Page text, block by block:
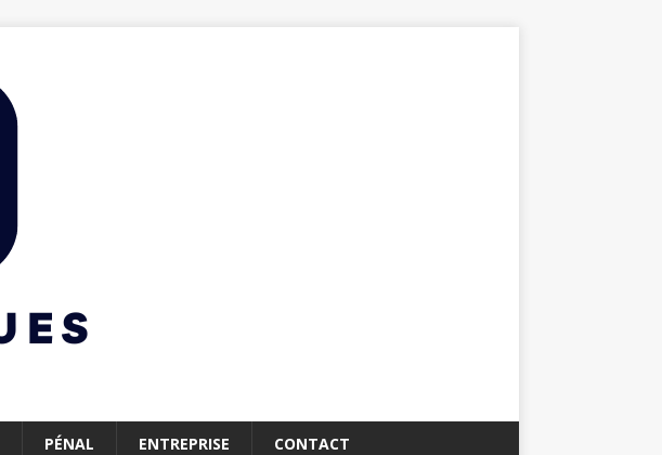
PÉNAL ENTREPRISE CONTACT